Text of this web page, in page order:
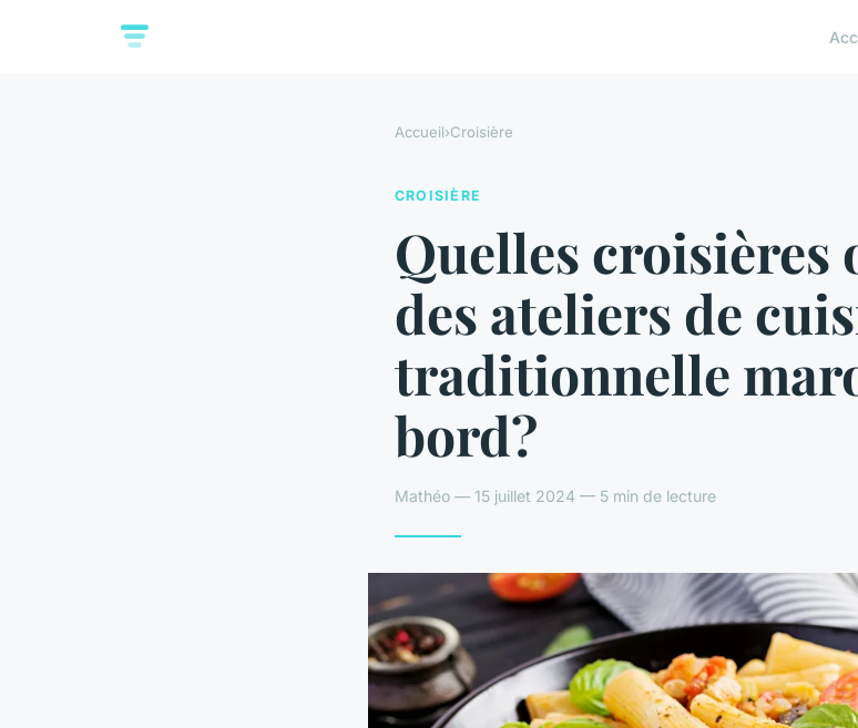
Accueil›Croisière
CROISIÈRE
Quelles croisières
des ateliers de
traditionnelle
bord?
Mathéo — 15 juillet 2024 — 5 min de lecture